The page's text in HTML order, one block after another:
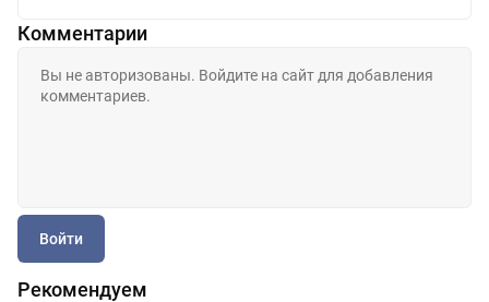
Комментарии
Войти
Рекомендуем